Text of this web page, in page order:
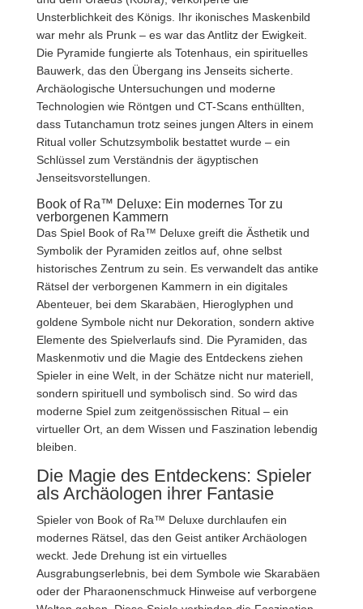
Unsterblichkeit des Königs. Ihr ikonisches Maskenbild
war mehr als Prunk – es war das Antlitz der Ewigkeit.
Die Pyramide fungierte als Totenhaus, ein spirituelles
Bauwerk, das den Übergang ins Jenseits sicherte.
Archäologische Untersuchungen und moderne
Technologien wie Röntgen und CT-Scans enthüllten,
dass Tutanchamun trotz seines jungen Alters in einem
Ritual voller Schutzsymbolik bestattet wurde – ein
Schlüssel zum Verständnis der ägyptischen
Jenseitsvorstellungen.
Book of Ra™ Deluxe: Ein modernes Tor zu
verborgenen Kammern
Das Spiel Book of Ra™ Deluxe greift die Ästhetik und
Symbolik der Pyramiden zeitlos auf, ohne selbst
historisches Zentrum zu sein. Es verwandelt das antike
Rätsel der verborgenen Kammern in ein digitales
Abenteuer, bei dem Skarabäen, Hieroglyphen und
goldene Symbole nicht nur Dekoration, sondern aktive
Elemente des Spielverlaufs sind. Die Pyramiden, das
Maskenmotiv und die Magie des Entdeckens ziehen
Spieler in eine Welt, in der Schätze nicht nur materiell,
sondern spirituell und symbolisch sind. So wird das
moderne Spiel zum zeitgenössischen Ritual – ein
virtueller Ort, an dem Wissen und Faszination lebendig
bleiben.
Die Magie des Entdeckens: Spieler
als Archäologen ihrer Fantasie
Spieler von Book of Ra™ Deluxe durchlaufen ein
modernes Rätsel, das den Geist antiker Archäologen
weckt. Jede Drehung ist ein virtuelles
Ausgrabungserlebnis, bei dem Symbole wie Skarabäen
oder der Pharaonenschmuck Hinweise auf verborgene